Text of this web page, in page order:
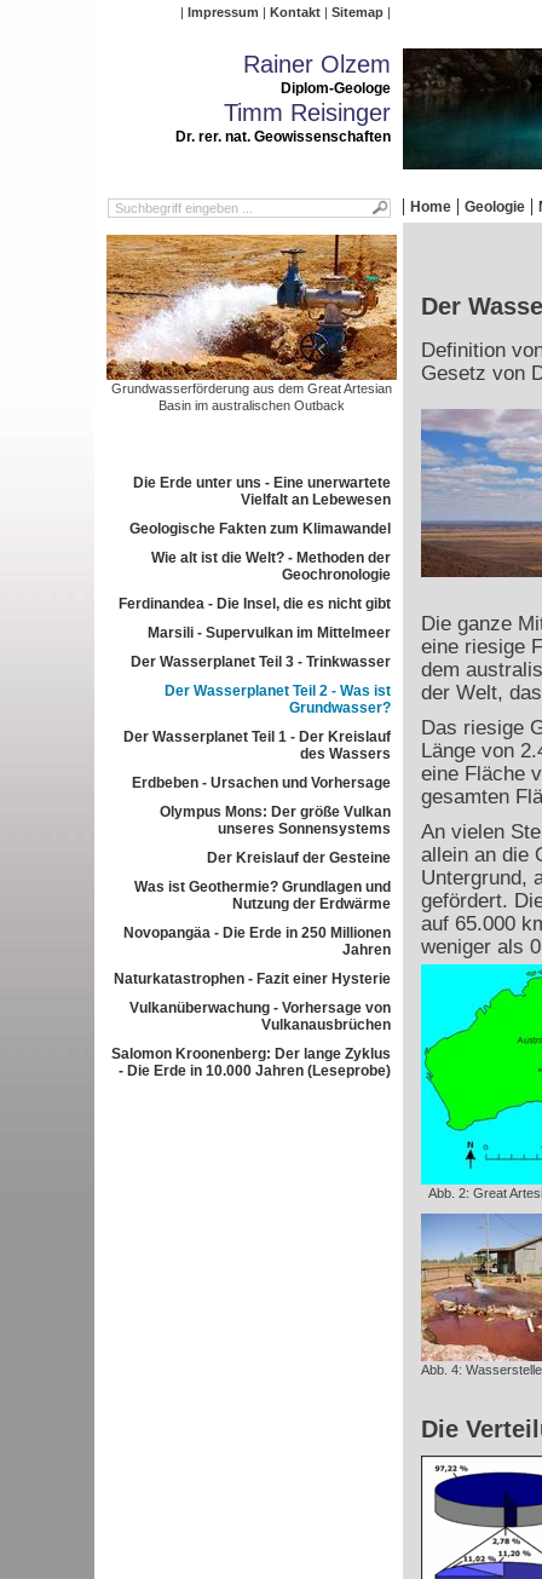
Impressum Kontakt Sitemap
Rainer Olzem
Diplom-Geologe
Timm Reisinger
Dr. rer. nat. Geowissenschaften
Home Geologie
Grundwasserförderung aus dem Great Artesian
Basin im australischen Outback
Die Erde unter uns - Eine unerwartete
Vielfalt an Lebewesen
Geologische Fakten zum Klimawandel
Wie alt ist die Welt? - Methoden der
Geochronologie
Ferdinandea - Die Insel, die es nicht gibt
Marsili - Supervulkan im Mittelmeer
Der Wasserplanet Teil 3 - Trinkwasser
Der Wasserplanet Teil 2 - Was ist
Grundwasser?
Der Wasserplanet Teil 1 - Der Kreislauf
des Wassers
Erdbeben - Ursachen und Vorhersage
Olympus Mons: Der größe Vulkan
unseres Sonnensystems
Der Kreislauf der Gesteine
Was ist Geothermie? Grundlagen und
Nutzung der Erdwärme
Novopangäa - Die Erde in 250 Millionen
Jahren
Naturkatastrophen - Fazit einer Hysterie
Vulkanüberwachung - Vorhersage von
Vulkanausbrüchen
Salomon Kroonenberg: Der lange Zyklus
- Die Erde in 10.000 Jahren (Leseprobe)
Der
Definition
Gesetz von
Die ganze
eine riesige
dem
der Welt,
Das riesige
Länge von
eine Fläche
gesamten
An vielen
allein an die
Untergrund,
gefördert.
auf 65.000
weniger als
Abb. 2: Great
Abb. 4:
Die